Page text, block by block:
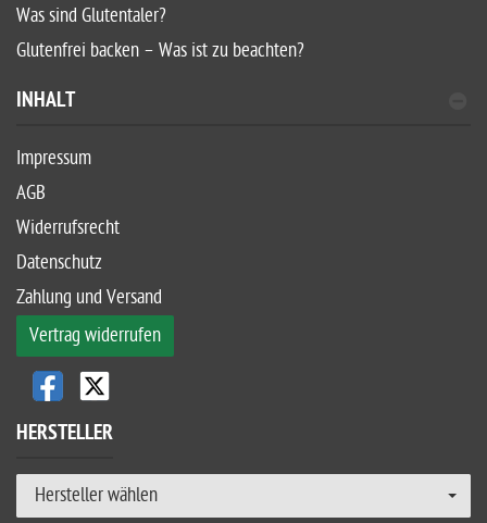
Was sind Glutentaler?
Glutenfrei backen – Was ist zu beachten?
INHALT
Impressum
AGB
Widerrufsrecht
Datenschutz
Zahlung und Versand
Vertrag widerrufen
HERSTELLER
Hersteller wählen